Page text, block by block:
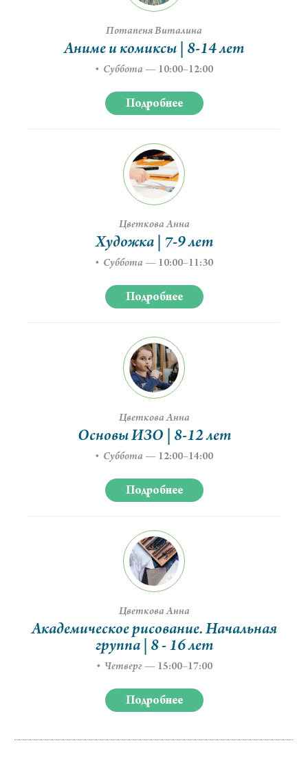
Потапеня Виталина
Аниме и комиксы | 8-14 лет
Суббота — 10:00–12:00
Подробнее
Цветкова Анна
Художка | 7-9 лет
Суббота — 10:00–11:30
Подробнее
Цветкова Анна
Основы ИЗО | 8-12 лет
Суббота — 12:00–14:00
Подробнее
Цветкова Анна
Академическое рисование. Начальная
группа | 8 - 16 лет
Четверг — 15:00–17:00
Подробнее